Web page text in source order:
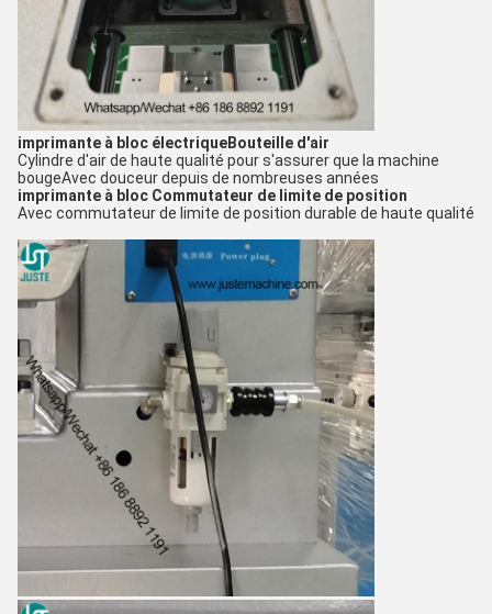
imprimante à bloc électriqueBouteille d'air
Cylindre d'air de haute qualité pour s'assurer que la machine
bougeAvec douceur depuis de nombreuses années
imprimante à bloc Commutateur de limite de position
Avec commutateur de limite de position durable de haute qualité